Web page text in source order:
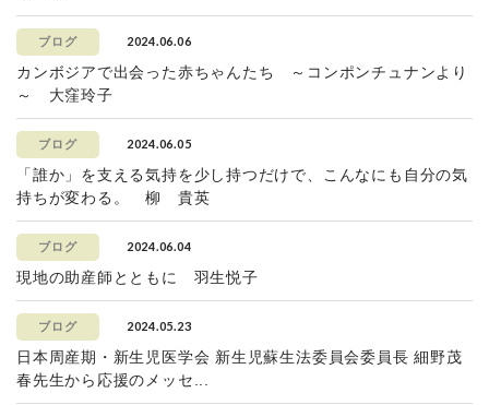
ブログ 2024.06.06
カンボジアで出会った赤ちゃんたち ～コンポンチュナンより
～ 大窪玲子
ブログ 2024.06.05
「誰か」を支える気持を少し持つだけで、こんなにも自分の気
持ちが変わる。 柳 貴英
ブログ 2024.06.04
現地の助産師とともに 羽生悦子
ブログ 2024.05.23
日本周産期・新生児医学会 新生児蘇生法委員会委員長 細野茂
春先生から応援のメッセ...